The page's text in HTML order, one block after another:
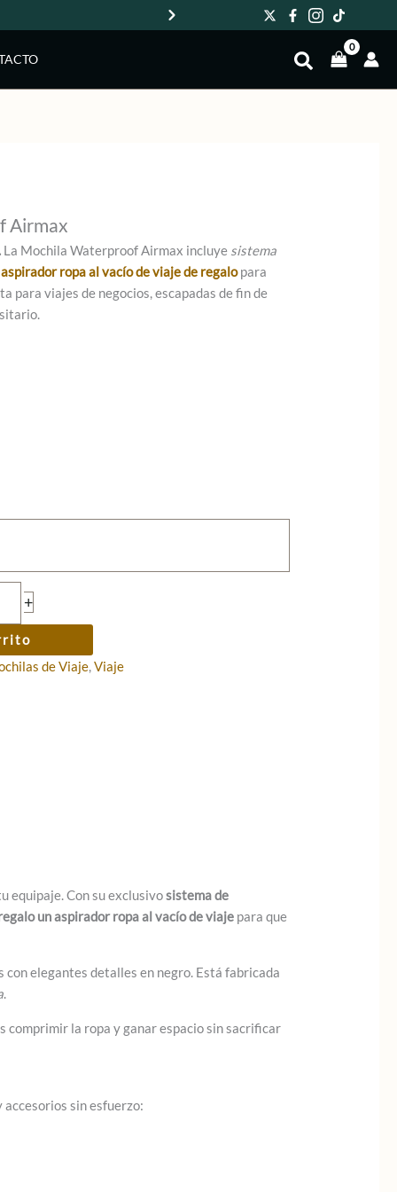
Airmax
La Mochila Waterproof Airmax incluye sistema
aspirador ropa al vacío de viaje de regalopara
para viajes de negocios, escapadas de fin de
+
de Viaje,Viaje
equipaje. Con su exclusivosistema de
un aspirador ropa al vacío de viaje para que
con elegantes detalles en negro. Está fabricada
.
comprimir la ropa y ganar espacio sin sacrificar
sin esfuerzo: